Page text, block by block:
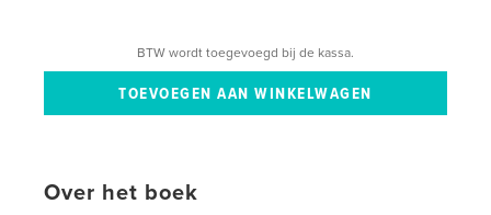
BTW wordt toegevoegd bij de kassa.
Over het boek